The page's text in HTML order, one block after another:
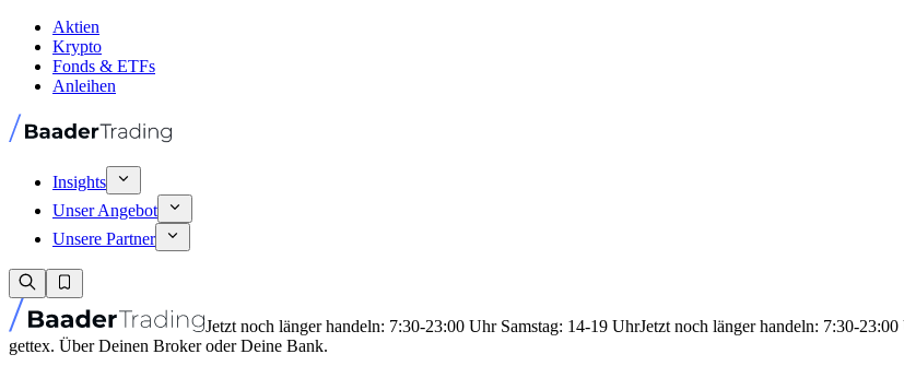
Aktien
Krypto
Fonds & ETFs
Anleihen
Insights
Unser Angebot
Unsere Partner
Jetzt noch länger handeln: 7:30-23:00 Uhr Samstag: 14-19 UhrJetzt noch länger handeln: 7:30-
gettex. Über Deinen Broker oder Deine Bank.